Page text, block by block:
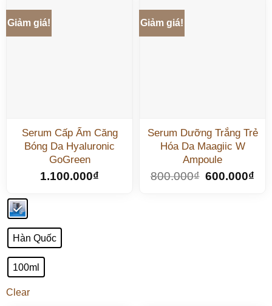
Giảm giá!
Serum Cấp Ẩm Căng
Bóng Da Hyaluronic
GoGreen
1.100.000₫
Hàn Quốc
100ml
Clear
Giảm giá!
Serum Dưỡng Trắng Trẻ
Hóa Da Maagiic W
Ampoule
800.000₫ 600.000₫